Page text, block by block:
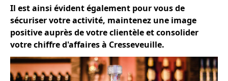
Il est ainsi évident également pour vous de
sécuriser votre activité, maintenez une image
positive auprès de votre clientèle et consolider
votre chiffre d'affaires à Cresseveuille.